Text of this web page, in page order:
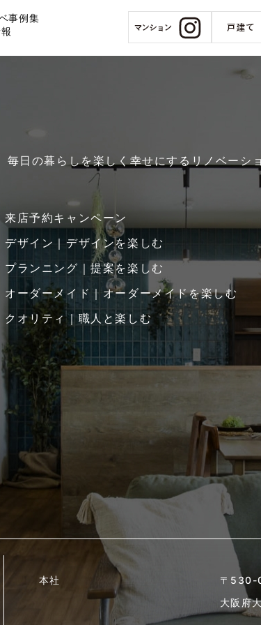
事例集
日の暮らしを楽しく幸せにするリノベーシ
来店予約キャンペーン
デザイン｜デザインを楽しむ
プランニング｜提案を楽しむ
オーダーメイド｜オーダーメイドを楽しむ
クオリティ｜職人と楽しむ
本社
〒530-
大阪府